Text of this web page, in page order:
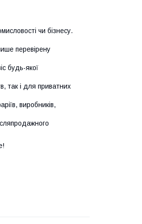
чи бізнесу.
перевірену
будь-якої
так і для приватних
виробників,